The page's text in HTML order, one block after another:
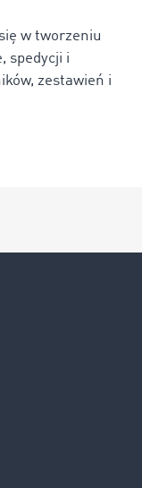
w tworzeniu
spedycji i
zestawień i